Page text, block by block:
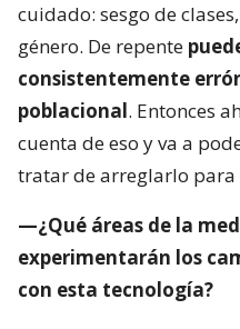
cuidado: sesgo de
género. De repente
consistentemente
poblacional. Entonces
cuenta de eso y va a
tratar de arreglarlo para
—¿Qué áreas de la
experimentarán los
con esta tecnología?